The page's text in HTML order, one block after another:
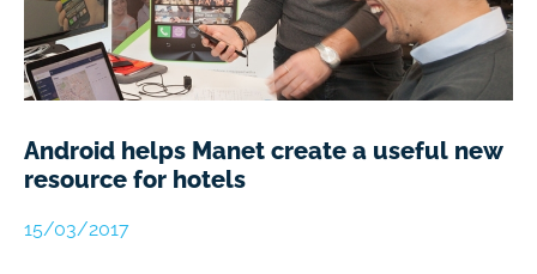
Android helps Manet create a useful new
resource for hotels​
15/03/2017